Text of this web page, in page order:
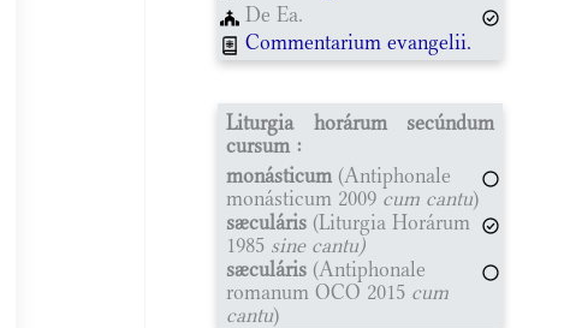
De Ea.
Commentarium evangelii.
Liturgia horárum secúndum
cursum :
monásticum (Antiphonale
monásticum 2009 cum cantu)
sæculáris (Liturgia Horárum
1985 sine cantu)
sæculáris (Antiphonale
romanum OCO 2015 cum
cantu)